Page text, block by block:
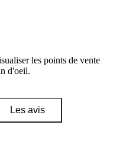
les points de vente
d'oeil.
Les avis